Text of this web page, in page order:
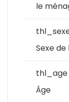
le
Sexe
thl_age
Âge